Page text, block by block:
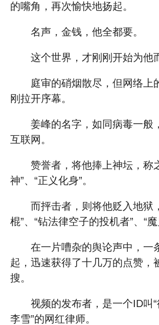
的嘴角，再次愉快地扬起。
名声，金钱，他全都要。
这个世界，才刚刚开始为他
庭审的硝烟散尽，但网络上
刚拉开序幕。
姜峰的名字，如同病毒一般
互联网。
赞誉者，将他捧上神坛，称
神”、“正义化身”。
而抨击者，则将他贬入地狱
棍”、“钻法律空子的投机者”、“魔
在一片嘈杂的舆论声中，一
起，迅速获得了十几万的点赞，
搜。
视频的发布者，是一个ID叫
李雪”的网红律师。